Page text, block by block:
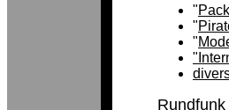
"
"
"
Rundfunk